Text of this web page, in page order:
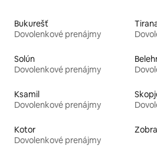
Bukurešť
Dovolenkové prenájmy
Solún
Dovolenkové prenájmy
Ksamil
Dovolenkové prenájmy
Kotor
Dovolenkové prenájmy